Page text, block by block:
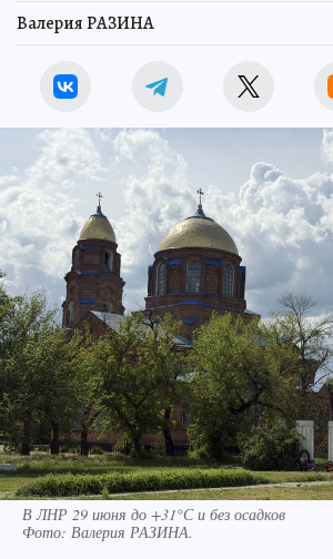
Валерия РАЗИНА
В ЛНР 29 июня до +31°С и без осадков
Фото: Валерия РАЗИНА.